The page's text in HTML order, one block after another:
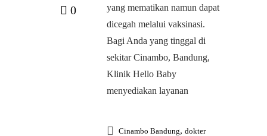
0
yang mematikan namun dapat
dicegah melalui vaksinasi.
Bagi Anda yang tinggal di
sekitar Cinambo, Bandung,
Klinik Hello Baby
menyediakan layanan
Cinambo Bandung, dokter